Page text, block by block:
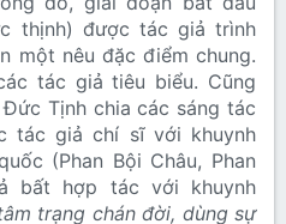
thịnh) được tác giả trình
một nêu đặc điểm chung.
tác giả tiêu biểu. Cũng
Tịnh chia các sáng tác
tác giả chí sĩ với khuynh
(Phan Bội Châu, Phan
bất hợp tác với khuynh
trạng chán đời, dùng sự